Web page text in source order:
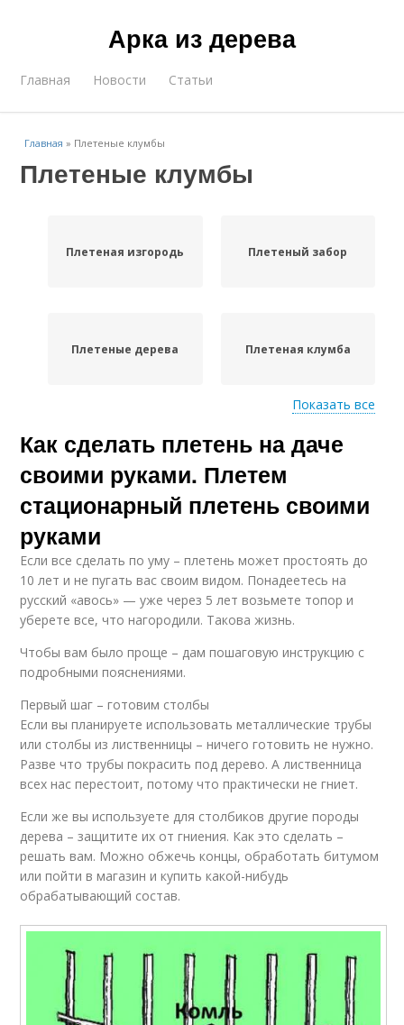
Арка из дерева
Главная Новости Статьи
Главная » Плетеные клумбы
Плетеные клумбы
Плетеная изгородь Плетеный забор
Плетеные дерева Плетеная клумба
Клумба из прутьев
Показать все
Как сделать плетень на даче
своими руками. Плетем
стационарный плетень своими
руками
Если все сделать по уму – плетень может простоять до
10 лет и не пугать вас своим видом. Понадеетесь на
русский «авось» — уже через 5 лет возьмете топор и
уберете все, что нагородили. Такова жизнь.
Чтобы вам было проще – дам пошаговую инструкцию с
подробными пояснениями.
Первый шаг – готовим столбы
Если вы планируете использовать металлические трубы
или столбы из лиственницы – ничего готовить не нужно.
Разве что трубы покрасить под дерево. А лиственница
всех нас перестоит, потому что практически не гниет.
Если же вы используете для столбиков другие породы
дерева – защитите их от гниения. Как это сделать –
решать вам. Можно обжечь концы, обработать битумом
или пойти в магазин и купить какой-нибудь
обрабатывающий состав.